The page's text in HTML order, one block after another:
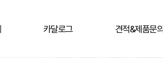
카달로그 견적&제품문의